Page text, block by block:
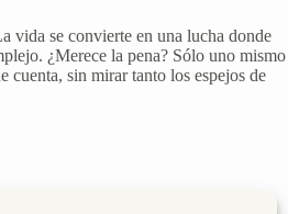
vida se convierte en una lucha donde
¿Merece la pena? Sólo uno mismo
cuenta, sin mirar tanto los espejos de